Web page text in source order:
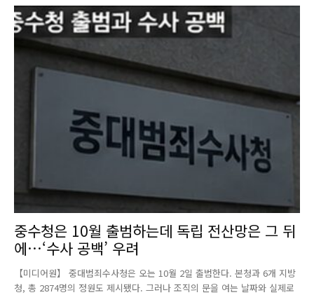
중수청은 10월 출범하는데 독립 전산망은 그 뒤
에…‘수사 공백’ 우려
【미디어원】 중대범죄수사청은 오는 10월 2일 출범한다. 본청과 6개 지방
청, 총 2874명의 정원도 제시됐다. 그러나 조직의 문을 여는 날짜와 실제로